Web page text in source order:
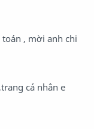
toán , mời anh chi
cá nhân e